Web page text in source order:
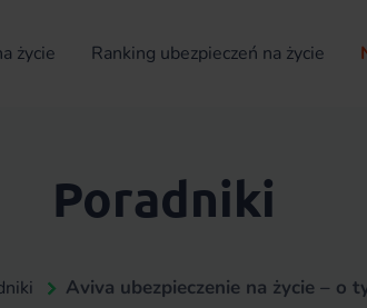
życie Ranking ubezpieczeń na życie
Poradniki
Aviva ubezpieczenie na życie – o